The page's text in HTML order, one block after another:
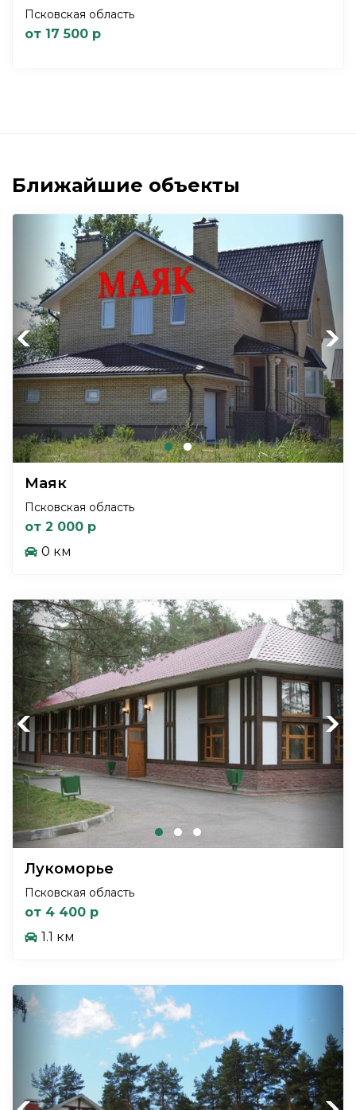
Псковская область
от 17 500 р
Ближайшие объекты
Previous Next
Маяк
Псковская область
от 2 000 р
0 км
Previous Next
Лукоморье
Псковская область
от 4 400 р
1.1 км